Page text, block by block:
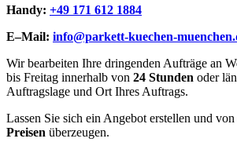
Handy: +49 171 612 1884
E–Mail: info@parkett-kuechen-
Wir bearbeiten Ihre dringenden Aufträge an
bis Freitag innerhalb von 24 Stunden oder
Auftragslage und Ort Ihres Auftrags.
Lassen Sie sich ein Angebot erstellen und von
Preisen überzeugen.